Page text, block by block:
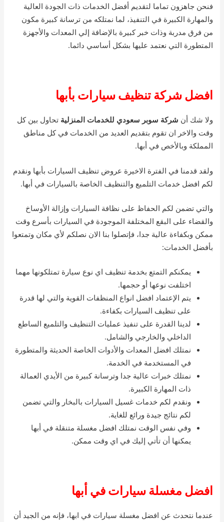
فنحن جاهزون تماما لتقديم أفضل الخدمات ذات الجودة العالية
والمهارة الكبيرة في التنفيذ، لما نمتلكه من ترسانة كبيرة مكون
من فرق مدربة وذات خبر كبيرة بالإضافة إلي المعدات والأجهزة
المتطورة التي نعتمد عليها بشكل أساسي دائما.
افضل شركة تنظيف سيارات بأبها
ولا شك أن شركة سوبر سعودي للخدمات المنزلية تحاول بين كل
وقت والاخر ان تقوم بتقديم العديد من الخدمات في كل مناطق
المملكة وبالأخص في أبها.
ولقد قدمنا في الفترة الاخيرة عروض تنظيف السيارات بأبها ونقدم
لكم افضل خدمات التلميع والتنظيف الخاصة بالسيارات في أبها.
والتي تضمن لكم الحفاظ على نظافة السيارات وإزالة الأوساخ
والقضاء على البقع المختلفة الموجودة في السيارات بأسرع وقت
ممكن وبكفاءة عالية جدا، فإتصلوا بنا الان نصلكم لأي مكان وتمتعوا
بأفضل الخدمات:
يمكنكم التمتع بخدمة تنظيف اي نوع سيارة تمتلكونها مهما
اختلفت نوعها أو حجمها.
يتم الإعتماد افضل انواع المنظفات القوية والتي لها قدرة
على تنظيف السيارات بكفاءة.
لدينا القدرة على تنفيذ عمليات التنظيف والتلميع الساطع
الداخلي والخارجي والشامل.
نمتلك افضل المعدات والأدوات الخاصة الحديثة والمتطورة
في المستخدمة في الخدمة.
نمتلك خبرات عالية جدا وترسانة كبيرة من الأيدي العمالة
ذات المهارة الكبيرة.
ونقدم لكم خدمات غسيل السيارات بالبخار والتي تضمن
لكم نتائج جيدة ورائع للغاية.
وفي نفس الوقت نمتلك افضل مغسلة متنقلة في أبها
يمكنها أن تأتي إليك في اي وقت ممكن.
افضل مغسلة سيارات في أبها
عندما نتحدث عن افضل مغسلة سيارات في ابها، فإنه من الجيد أن